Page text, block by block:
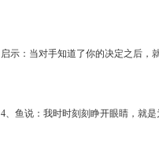
启示：当对手知道了你的决定之后，
4、鱼说：我时时刻刻睁开眼睛，就是